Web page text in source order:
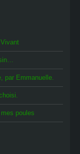
par Emmanuelle.
poules